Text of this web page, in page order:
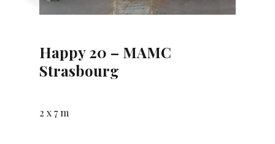
Happy 20 – MAMC
Strasbourg
2 x 7 m